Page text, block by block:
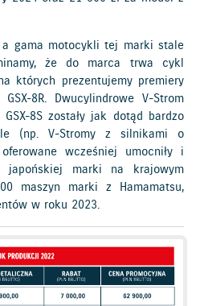
gama motocykli tej marki stale
że do marca trwa cykl
których prezentujemy premiery
8R. Dwucylindrowe V-Strom
8S zostały jak dotąd bardzo
(np. V-Stromy z silnikami o
wcześniej umocniły i
japońskiej marki na krajowym
maszyn marki z Hamamatsu,
w roku 2023.